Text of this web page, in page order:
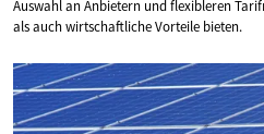
Auswahl an Anbietern und flexibleren
als auch wirtschaftliche Vorteile bieten.